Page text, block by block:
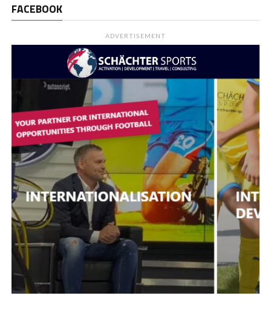
FACEBOOK
ADVERTISEMENT